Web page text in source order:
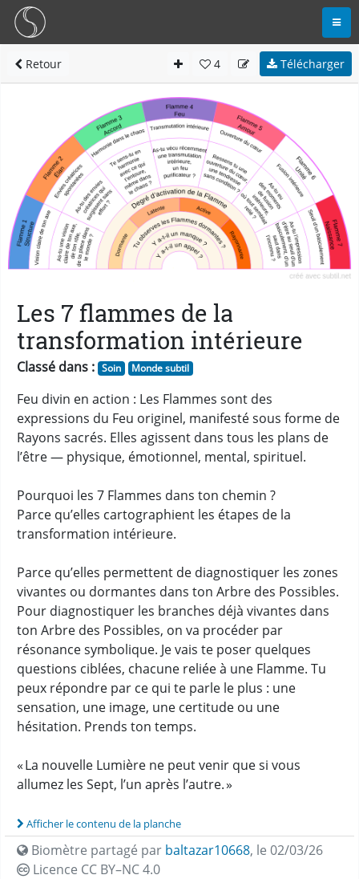
Retour 4 Télécharger
Les 7 flammes de la
transformation intérieure
Classé dans : Soin Monde subtil
Feu divin en action : Les Flammes sont des
expressions du Feu originel, manifesté sous forme de
Rayons sacrés. Elles agissent dans tous les plans de
l’être — physique, émotionnel, mental, spirituel.
Pourquoi les 7 Flammes dans ton chemin ?
Parce qu’elles cartographient les étapes de la
transformation intérieure.
Parce qu’elles permettent de diagnostiquer les zones
vivantes ou dormantes dans ton Arbre des Possibles.
Pour diagnostiquer les branches déjà vivantes dans
ton Arbre des Possibles, on va procéder par
résonance symbolique. Je vais te poser quelques
questions ciblées, chacune reliée à une Flamme. Tu
peux répondre par ce qui te parle le plus : une
sensation, une image, une certitude ou une
hésitation. Prends ton temps.
« La nouvelle Lumière ne peut venir que si vous
allumez les Sept, l’un après l’autre. »
Afficher le contenu de la planche
Biomètre partagé par baltazar10668, le 02/03/26
Licence CC BY–NC 4.0